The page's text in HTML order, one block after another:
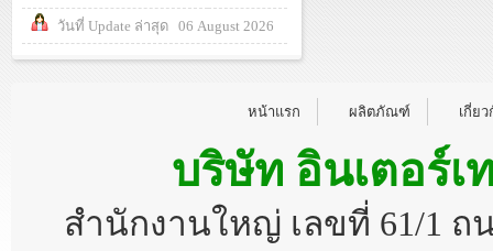
วันที่ Update ล่าสุด 06 August 2026
หน้าแรก ผลิตภัณฑ์ เกี่ยว
บริษัท อินเตอร์เ
สำนักงานใหญ่ เลขที่ 61/1